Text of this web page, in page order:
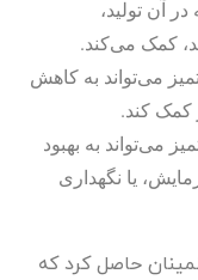
آن تولید،
کمک می‌کند.
می‌تواند به کاهش
کمک کند.
می‌تواند به بهبود
یا نگهداری
حاصل کرد که